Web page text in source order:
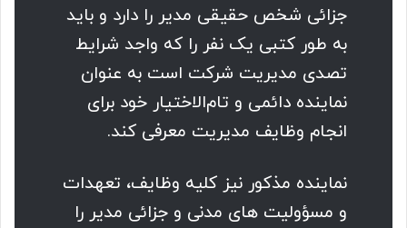
جزائی شخص ‌حقیقی مدیر را دارد و باید
به ‌طور کتبی یک نفر را که واجد شرایط
تصدی مدیریت شرکت است به عنوان
نماینده دائمی و تام‌الاختیار خود برای
انجام وظایف مدیریت معرفی کند.
نماینده مذکور نیز کلیه وظایف، تعهدات
و مسؤولیت های مدنی و جزائی مدیر را